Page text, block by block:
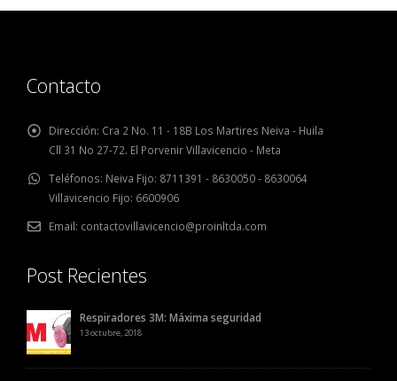
Dirección:Cra 2 No. 11 - 18B Los Martires Neiva - Huila
Cll 31 No 27-72. El Porvenir Villavicencio - Meta
Teléfonos: Neiva Fijo: 8711391 - 8630050 - 8630064
Villavicencio Fijo: 6600906